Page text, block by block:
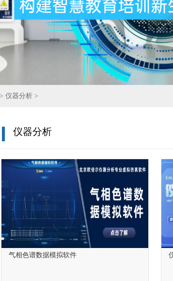
> 仪器分析 >
仪器分析
气相色谱数据模拟软件